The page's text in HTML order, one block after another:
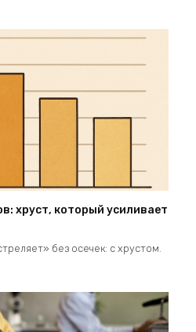
хруст, который усиливает
без осечек: с хрустом.